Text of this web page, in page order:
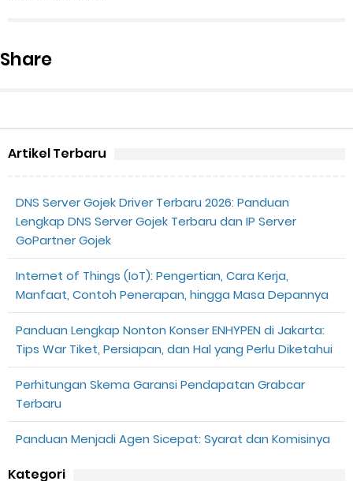
Share
Artikel Terbaru
DNS Server Gojek Driver Terbaru 2026: Panduan
Lengkap DNS Server Gojek Terbaru dan IP Server
GoPartner Gojek
Internet of Things (IoT): Pengertian, Cara Kerja,
Manfaat, Contoh Penerapan, hingga Masa Depannya
Panduan Lengkap Nonton Konser ENHYPEN di Jakarta:
Tips War Tiket, Persiapan, dan Hal yang Perlu Diketahui
Perhitungan Skema Garansi Pendapatan Grabcar
Terbaru
Panduan Menjadi Agen Sicepat: Syarat dan Komisinya
Kategori